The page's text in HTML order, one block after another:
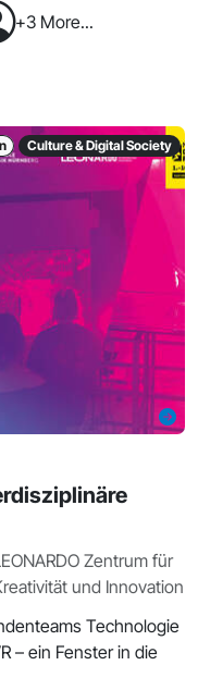
+3 More...
Culture & Digital Society
Zentrum für
und Innovation
Technologie
– ein Fenster in die